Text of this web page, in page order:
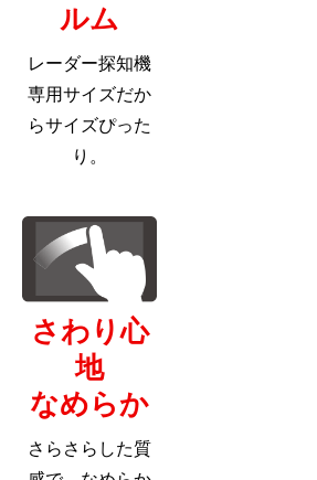
ルム
レーダー探知機
専用サイズだか
らサイズぴった
り。
さわり心
地
なめらか
さらさらした質